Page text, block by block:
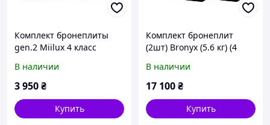
Комплект бронеплиты
gen.2 Miilux 4 класс
В наличии
3 950₴
Купить
Комплект бронеплит
(2шт) Bronyx (5.6 кг) (4
В наличии
17 100₴
Купить